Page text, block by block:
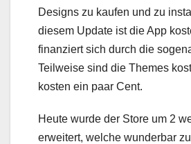
Designs zu kaufen und zu
diesem Update ist die App
finanziert sich durch die
Teilweise sind die Themes
kosten ein paar Cent.
Heute wurde der Store um 2
erweitert, welche wunderbar